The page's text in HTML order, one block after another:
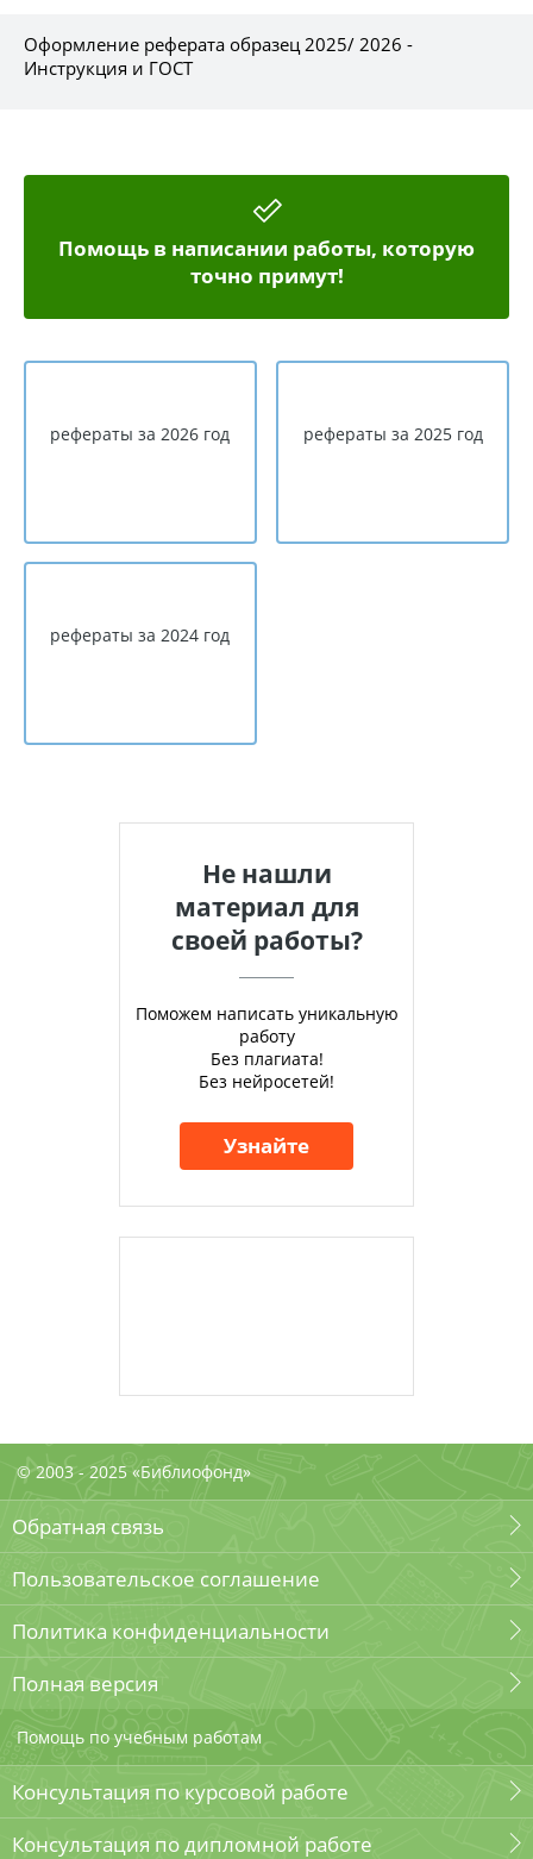
Оформление реферата образец 2025/ 2026 -
Инструкция и ГОСТ
Помощь в написании работы, которую
точно примут!
рефераты за 2026 год рефераты за 2025 год
рефераты за 2024 год
Не нашли
материал для
своей работы?
Поможем написать уникальную
работу
Без плагиата!
Без нейросетей!
Узнайте
© 2003 - 2025 «Библиофонд»
Обратная связь
Пользовательское соглашение
Политика конфиденциальности
Полная версия
Помощь по учебным работам
Консультация по курсовой работе
Консультация по дипломной работе